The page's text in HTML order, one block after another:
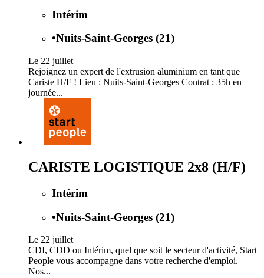
Intérim
•Nuits-Saint-Georges (21)
Le 22 juillet
Rejoignez un expert de l'extrusion aluminium en tant que
Cariste H/F ! Lieu : Nuits-Saint-Georges Contrat : 35h en
journée...
CARISTE LOGISTIQUE 2x8 (H/F)
Intérim
•Nuits-Saint-Georges (21)
Le 22 juillet
CDI, CDD ou Intérim, quel que soit le secteur d'activité, Start
People vous accompagne dans votre recherche d'emploi.
Nos...